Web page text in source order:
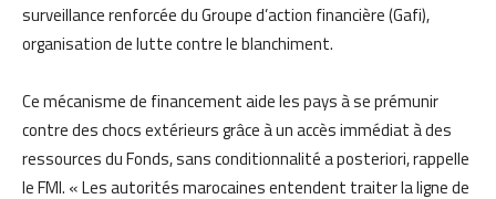
surveillance renforcée du Groupe d’action financière (Gafi),
organisation de lutte contre le blanchiment.
Ce mécanisme de financement aide les pays à se prémunir
contre des chocs extérieurs grâce à un accès immédiat à des
ressources du Fonds, sans conditionnalité a posteriori, rappelle
le FMI. « Les autorités marocaines entendent traiter la ligne de